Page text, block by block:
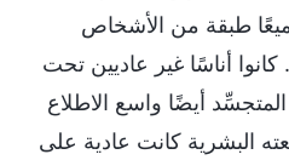
طبقة من الأشخاص
أناسًا غير عاديين تحت
أيضًا واسع الاطلاع
البشرية كانت عادية على